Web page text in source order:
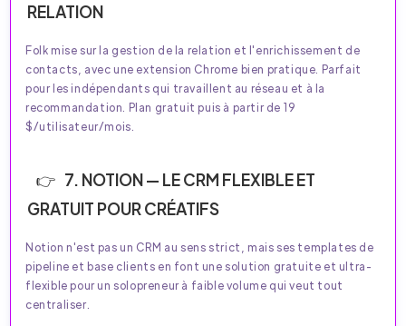
RELATION
Folk mise sur la gestion de la relation et l'enrichissement de
contacts, avec une extension Chrome bien pratique. Parfait
pour les indépendants qui travaillent au réseau et à la
recommandation. Plan gratuit puis à partir de 19
$/utilisateur/mois.
7. NOTION — LE CRM FLEXIBLE ET
GRATUIT POUR CRÉATIFS
Notion n'est pas un CRM au sens strict, mais ses templates de
pipeline et base clients en font une solution gratuite et ultra-
flexible pour un solopreneur à faible volume qui veut tout
centraliser.